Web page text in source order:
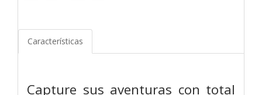
Características
Capture sus aventuras con total